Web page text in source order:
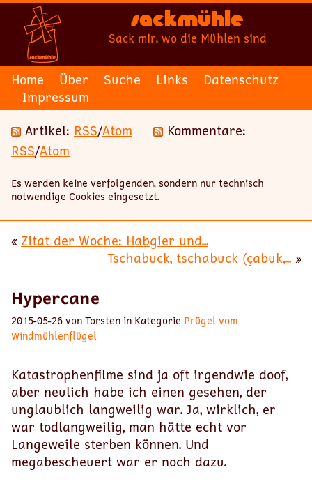
Sackmühle
Sack mir, wo die Mühlen sind
Home Über Suche Links
Datenschutz
Impressum
Artikel: RSS/Atom
Kommentare:
RSS/Atom
Es werden keine verfolgenden, sondern nur technisch
notwendige Cookies eingesetzt.
« Zitat der Woche: Habgier und...
Tschabuck, tschabuck (çabuk,... »
Hypercane
2015-05-26 von Torsten in Kategorie Prügel vom
Windmühlenflügel
Katastrophenfilme sind ja oft irgendwie doof,
aber neulich habe ich einen gesehen, der
unglaublich langweilig war. Ja, wirklich, er
war todlangweilig, man hätte echt vor
Langeweile sterben können. Und
megabescheuert war er noch dazu.